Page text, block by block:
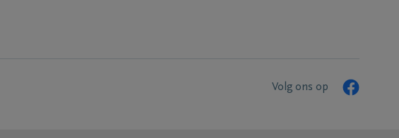
Volg ons op